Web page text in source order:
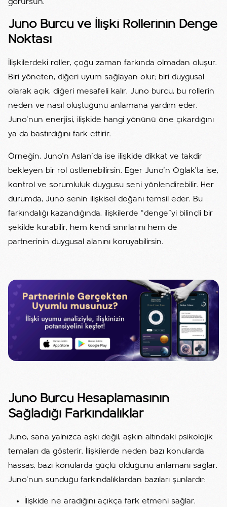
görürsün.
Juno Burcu ve İlişki Rollerinin Denge
Noktası
İlişkilerdeki roller, çoğu zaman farkında olmadan oluşur.
Biri yöneten, diğeri uyum sağlayan olur; biri duygusal
olarak açık, diğeri mesafeli kalır. Juno burcu, bu rollerin
neden ve nasıl oluştuğunu anlamana yardım eder.
Juno’nun enerjisi, ilişkide hangi yönünü öne çıkardığını
ya da bastırdığını fark ettirir.
Örneğin, Juno’n Aslan’da ise ilişkide dikkat ve takdir
bekleyen bir rol üstlenebilirsin. Eğer Juno’n Oğlak’ta ise,
kontrol ve sorumluluk duygusu seni yönlendirebilir. Her
durumda, Juno senin ilişkisel doğanı temsil eder. Bu
farkındalığı kazandığında, ilişkilerde “denge”yi bilinçli bir
şekilde kurabilir, hem kendi sınırlarını hem de
partnerinin duygusal alanını koruyabilirsin.
Juno Burcu Hesaplamasının
Sağladığı Farkındalıklar
Juno, sana yalnızca aşkı değil, aşkın altındaki psikolojik
temaları da gösterir. İlişkilerde neden bazı konularda
hassas, bazı konularda güçlü olduğunu anlamanı sağlar.
Juno’nun sunduğu farkındalıklardan bazıları şunlardır:
İlişkide ne aradığını açıkça fark etmeni sağlar.